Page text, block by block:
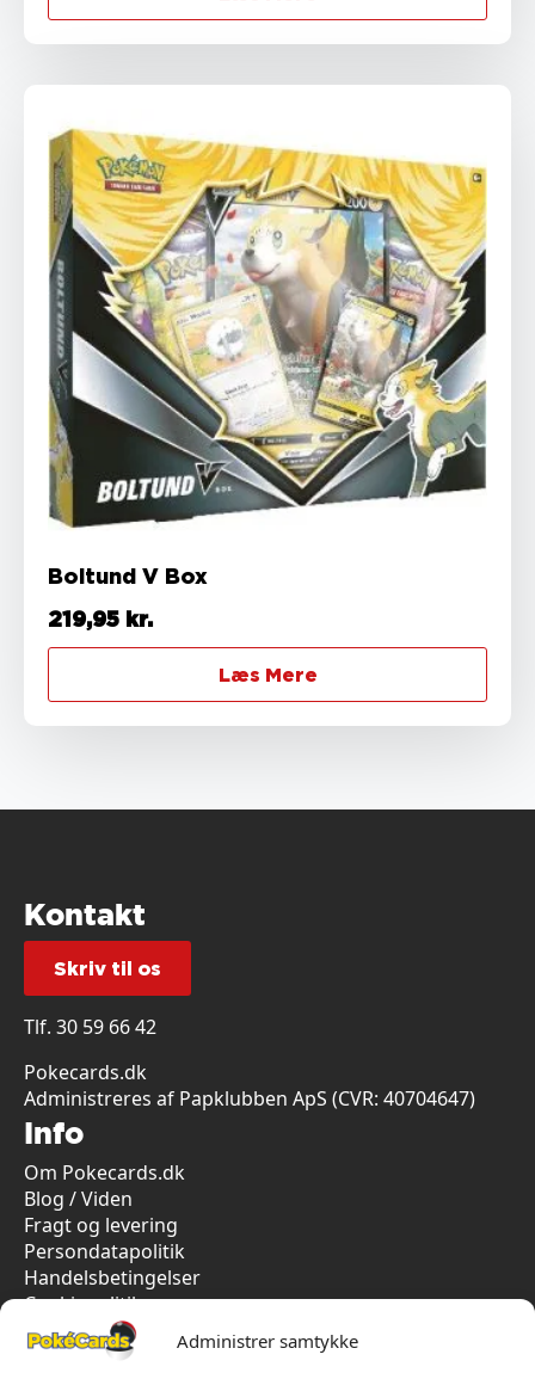
Administrer samtykke
Boltund V Box
219,95 kr.
Læs Mere
Kontakt
Skriv til os
Tlf. 30 59 66 42
Pokecards.dk
Administreres af Papklubben ApS (CVR: 40704647)
Info
Om Pokecards.dk
Blog / Viden
Fragt og levering
Persondatapolitik
Handelsbetingelser
Cookiepolitik
Vi har kun 5-stjernet anmeldelser på Trustpilot